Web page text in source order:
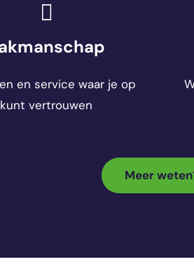
en service waar je op
kunt vertrouwen
Meer